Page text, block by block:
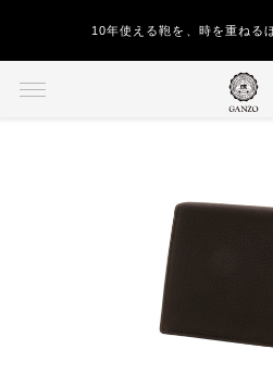
10年使える鞄を、時を重ねる